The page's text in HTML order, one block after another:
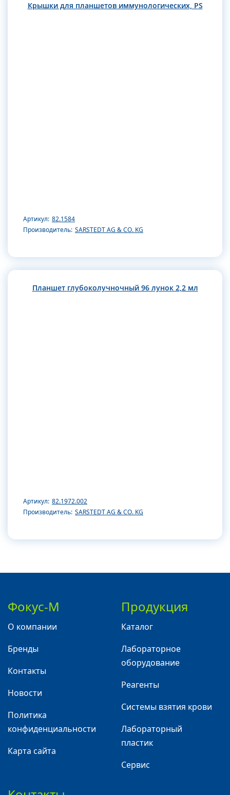
Крышки для планшетов иммунологических, PS
Артикул: 82.1584
Производитель: SARSTEDT AG & CO. KG
Планшет глубоколучночный 96 лунок 2,2 мл
Артикул: 82.1972.002
Производитель: SARSTEDT AG & CO. KG
Фокус-М
О компании
Бренды
Контакты
Новости
Политика
конфиденциальности
Карта сайта
Продукция
Каталог
Лабораторное
оборудование
Реагенты
Системы взятия крови
Лабораторный
пластик
Сервис